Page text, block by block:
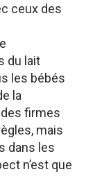
ceux des
du lait
les bébés
la
firmes
mais
dans les
n’est que